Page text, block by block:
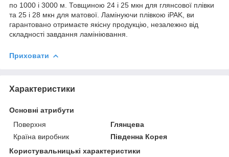
по 1000 і 3000 м. Товщиною 24 і 25 мкн для глянсової плівки
та 25 і 28 мкн для матової. Ламінуючи плівкою iPAK, ви
гарантовано отримаєте якісну продукцію, незалежно від
складності завдання ламініювання.
Приховати
Характеристики
Основні атрибути
Поверхня
Глянцева
Країна виробник
Південна Корея
Користувальницькі характеристики